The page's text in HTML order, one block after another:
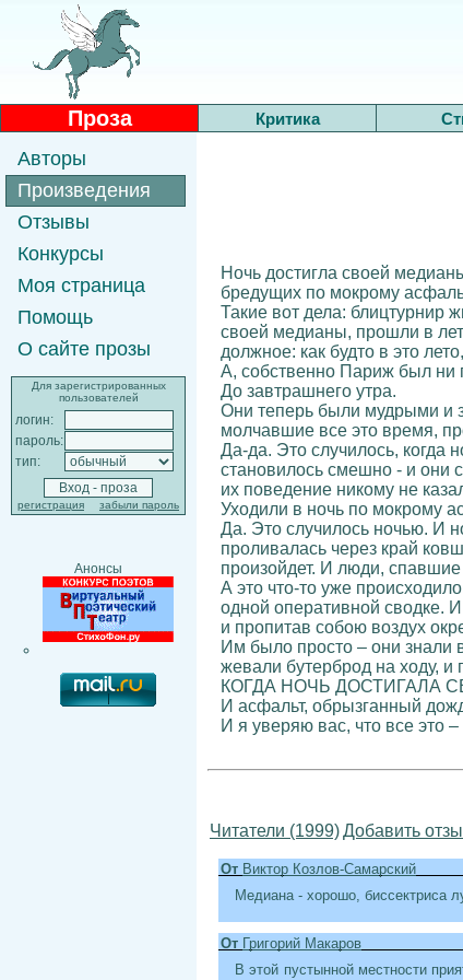
Проза Критика
Авторы
Произведения
Отзывы
Конкурсы
Моя страница
Помощь
О сайте прозы
Для зарегистрированных
пользователей
логин:
пароль:
тип:
регистрация забыли пароль
Анонсы
Ночь достигла своей
бредущих по мокрому
Такие вот дела: блицтурнир
своей медианы, прошли в
должное: как будто в это
А, собственно Париж был ни
До завтрашнего утра.
Они теперь были мудрыми и
молчавшие все это время,
Да-да. Это случилось, когда
становилось смешно - и они
их поведение никому не
Уходили в ночь по мокрому
Да. Это случилось ночью. И
проливалась через край
произойдет. И люди,
А это что-то уже
одной оперативной сводке.
и пропитав собою воздух
Им было просто – они знали
жевали бутерброд на ходу,
КОГДА НОЧЬ ДОСТИГАЛА
И асфальт, обрызганный
И я уверяю вас, что все это
Читатели (1999)Добавить
От Виктор Козлов-Самарский
Медиана - хорошо, биссектриса
От Григорий Макаров
В этой пустынной местности